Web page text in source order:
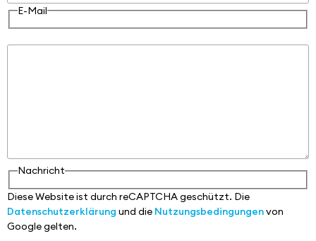
E-Mail
Nachricht
Diese Website ist durch reCAPTCHA geschützt. Die
Datenschutzerklärung und die Nutzungsbedingungenvon
Google gelten.